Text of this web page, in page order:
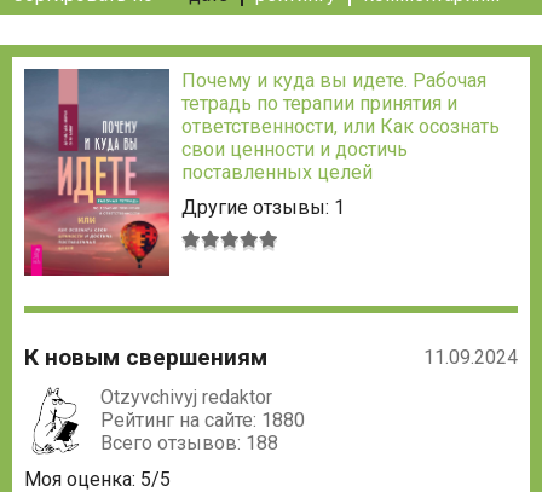
Почему и куда вы идете. Рабочая
тетрадь по терапии принятия и
ответственности, или Как осознать
свои ценности и достичь
поставленных целей
Другие отзывы: 1
из
К новым свершениям
11.09.2024
Otzyvchivyj redaktor
Рейтинг на сайте: 1880
Всего отзывов: 188
Моя оценка: 5/5